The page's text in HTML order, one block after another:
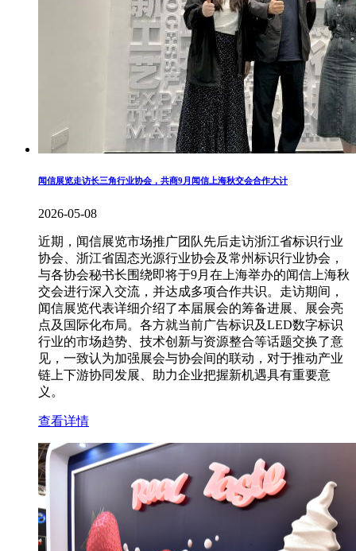
闻信展览走访长三角行业协会，共商9月闻信上海秋交会合作大计
2026-05-08
近期，闻信展览市场推广团队先后走访浙江省标识行业
协会、浙江省固态光源行业协会及常州标识行业协会，
与各协会秘书长围绕即将于9月在上海举办的闻信上海秋
交会进行深入交流，并达成多项合作共识。走访期间，
闻信展览代表详细介绍了本届展会的筹备进展、展会亮
点及国际化布局。各方就当前广告标识及LED数字标识
行业的市场趋势、技术创新与资源整合等话题交换了意
见，一致认为加强展会与协会间的联动，对于推动产业
链上下游协同发展、助力企业把握新机遇具有重要意
义。
查看详情